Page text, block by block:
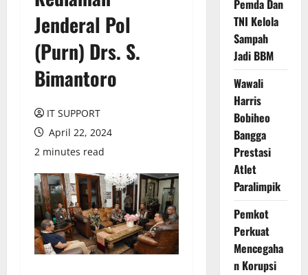
Jenderal Pol
(Purn) Drs. S.
Bimantoro
IT SUPPORT
April 22, 2024
2 minutes read
Pemda Dan
TNI Kelola
Sampah
Jadi BBM
Wawali
Harris
Bobiheo
Bangga
Prestasi
Atlet
Paralimpik
Pemkot
Perkuat
Mencegaha
n Korupsi